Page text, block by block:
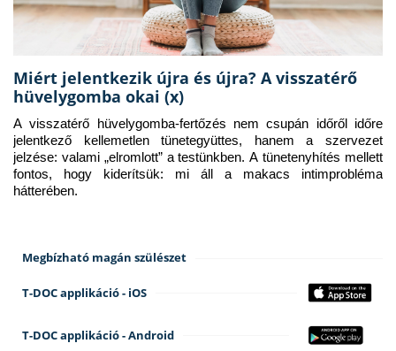
Miért jelentkezik újra és újra? A visszatérő
hüvelygomba okai (x)
A visszatérő hüvelygomba-fertőzés nem csupán időről időre
jelentkező kellemetlen tünetegyüttes, hanem a szervezet
jelzése: valami „elromlott” a testünkben. A tünetenyhítés mellett
fontos, hogy kiderítsük: mi áll a makacs intimprobléma
hátterében.
Megbízható magán szülészet
T-DOC applikáció - iOS
T-DOC applikáció - Android